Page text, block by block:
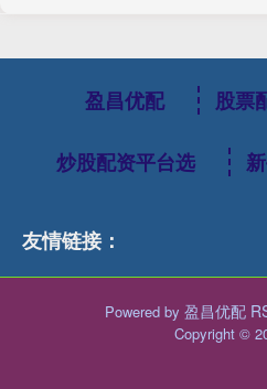
盈昌优配 股票
炒股配资平台选
友情链接：
Powered by 盈昌优配
Copyright ©